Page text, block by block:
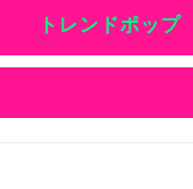
トレンドポップ